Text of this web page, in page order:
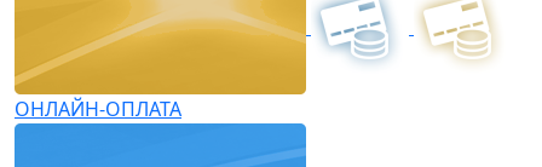
ОНЛАЙН-ОПЛАТА